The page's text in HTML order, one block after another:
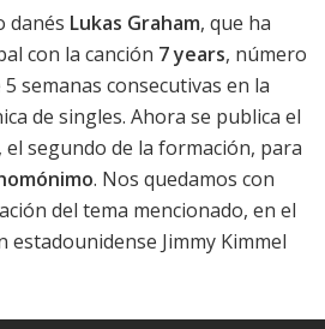
danés Lukas Graham, que ha
con la canción 7 years, número
semanas consecutivas en la
de singles. Ahora se publica el
segundo de la formación, para
. Nos quedamos con
del tema mencionado, en el
Jimmy Kimmel